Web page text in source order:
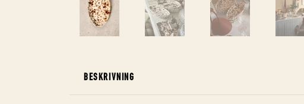
BESKRIVNING